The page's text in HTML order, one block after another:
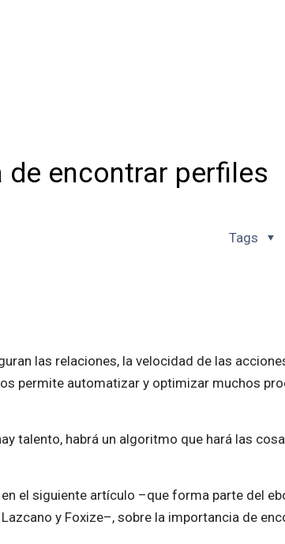
encontrar perfiles
Tags
las relaciones, la velocidad de las
permite automatizar y optimizar muchos
talento, habrá un algoritmo que hará las
el siguiente artículo –que forma parte del
y Foxize–, sobre la importancia de